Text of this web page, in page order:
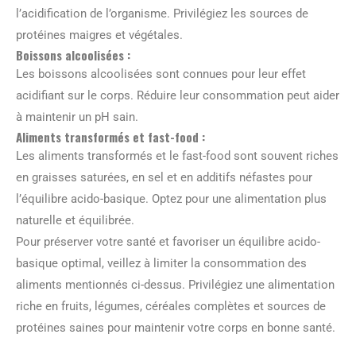
l’acidification de l’organisme. Privilégiez les sources de
protéines maigres et végétales.
Boissons alcoolisées :
Les boissons alcoolisées sont connues pour leur effet
acidifiant sur le corps. Réduire leur consommation peut aider
à maintenir un pH sain.
Aliments transformés et fast-food :
Les aliments transformés et le fast-food sont souvent riches
en graisses saturées, en sel et en additifs néfastes pour
l’équilibre acido-basique. Optez pour une alimentation plus
naturelle et équilibrée.
Pour préserver votre santé et favoriser un équilibre acido-
basique optimal, veillez à limiter la consommation des
aliments mentionnés ci-dessus. Privilégiez une alimentation
riche en fruits, légumes, céréales complètes et sources de
protéines saines pour maintenir votre corps en bonne santé.